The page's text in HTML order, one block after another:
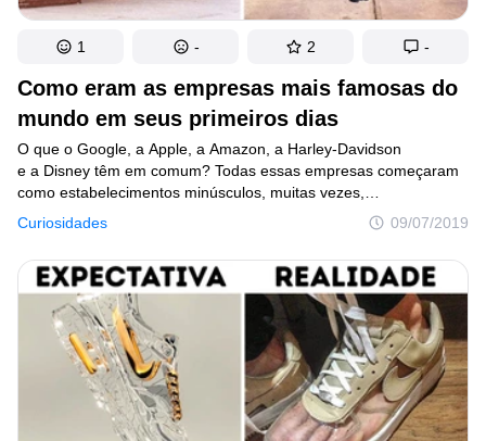
Como eram as empresas mais famosas do
mundo em seus primeiros dias
Curiosidades 09/07/2019
O que o Google, a Apple, a Amazon, a Harley-Davidson
e a Disney têm em comum? Todas essas empresas começaram
como estabelecimentos minúsculos, muitas vezes,
em garagens — o caso mais emblemático é o da Apple.
A maioria das empresas icônicas atualmente avaliadas
em bilhões de dólares teve um início muito modesto.
1 - 2 -